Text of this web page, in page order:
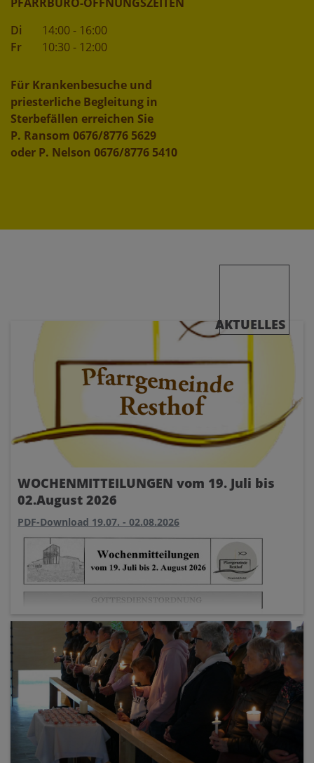
Di
14:00 - 16:00
Fr
10:30 - 12:00
Für Krankenbesuche und
priesterliche Begleitung in
Sterbefällen erreichen Sie
P. Ransom 0676/8776 5629
oder P. Nelson 0676/8776 5410
AKTUELLES
WOCHENMITTEILUNGEN vom 19. Juli bis
02.August 2026
PDF-Download 19.07. - 02.08.2026